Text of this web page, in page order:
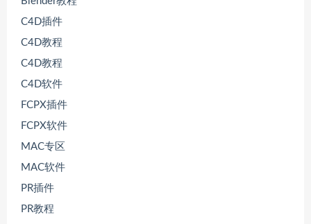
C4D插件
C4D教程
C4D教程
C4D软件
FCPX插件
FCPX软件
MAC专区
MAC软件
PR插件
PR教程